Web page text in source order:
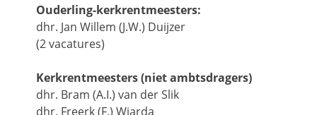
Ouderling-kerkrentmeesters:
dhr. Jan Willem (J.W.) Duijzer
(2 vacatures)
Kerkrentmeesters (niet ambtsdragers)
dhr. Bram (A.I.) van der Slik
dhr. Freerk (F.) Wiarda